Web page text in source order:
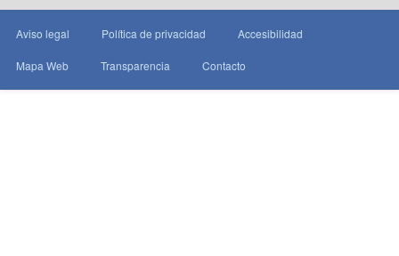
Aviso legal Política de privacidad Accesibilidad
Mapa Web Transparencia Contacto